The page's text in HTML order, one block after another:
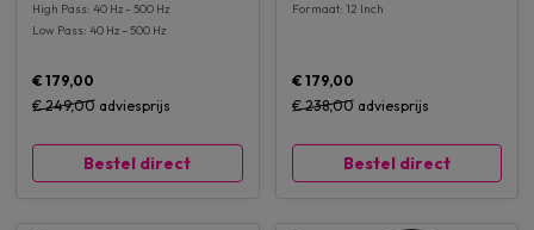
High Pass: 40 Hz - 500 Hz
Low Pass: 40 Hz – 500 Hz
€ 179,00
€ 249,00 adviesprijs
Bestel direct
Formaat: 12 Inch
€ 179,00
€ 238,00adviesprijs
Bestel direct